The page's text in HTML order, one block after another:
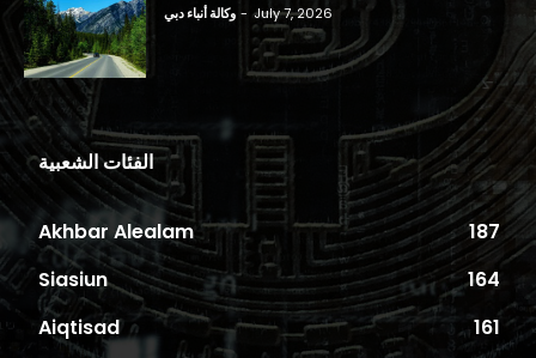
وكالة أنباء دبي - July 7, 2026
الفئات الشعبية
Akhbar Alealam
187
Siasiun
164
Aiqtisad
161